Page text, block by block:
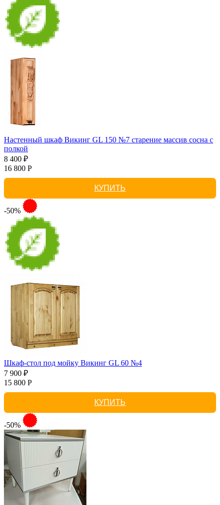
Настенный шкаф Викинг GL 150 №7 старение массив сосна с
полкой
8 400 ₽
16 800 Р
КУПИТЬ
-50%
Шкаф-стол под мойку Викинг GL 60 №4
7 900 ₽
15 800 Р
КУПИТЬ
-50%